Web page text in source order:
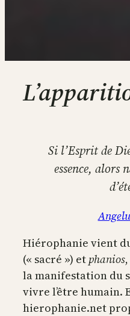
Si l’Esprit de
essence, alors
Hiérophanie vient
(« sacré ») et phanios
la manifestation du
vivre l’être humain.
hierophanie.net